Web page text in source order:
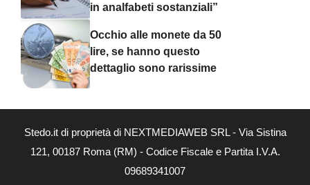
in analfabeti sostanziali”
Occhio alle monete da 50
lire, se hanno questo
dettaglio sono rarissime
Stedo.it di proprietà di NEXTMEDIAWEB SRL - Via Sistina
121, 00187 Roma (RM) - Codice Fiscale e Partita I.V.A.
09689341007